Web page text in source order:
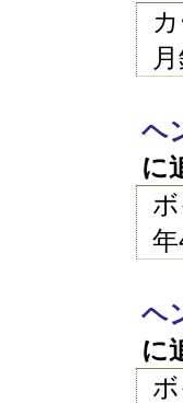
ヘ
に
ヘ
に